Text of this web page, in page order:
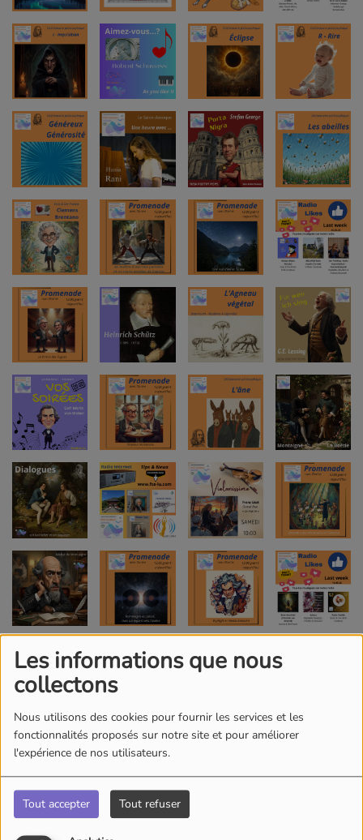
Les informations que nous
collectons
Nous utilisons des cookies pour fournir les services et les
fonctionnalités proposés sur notre site et pour améliorer
l'expérience de nos utilisateurs.
Tout accepter Tout refuser